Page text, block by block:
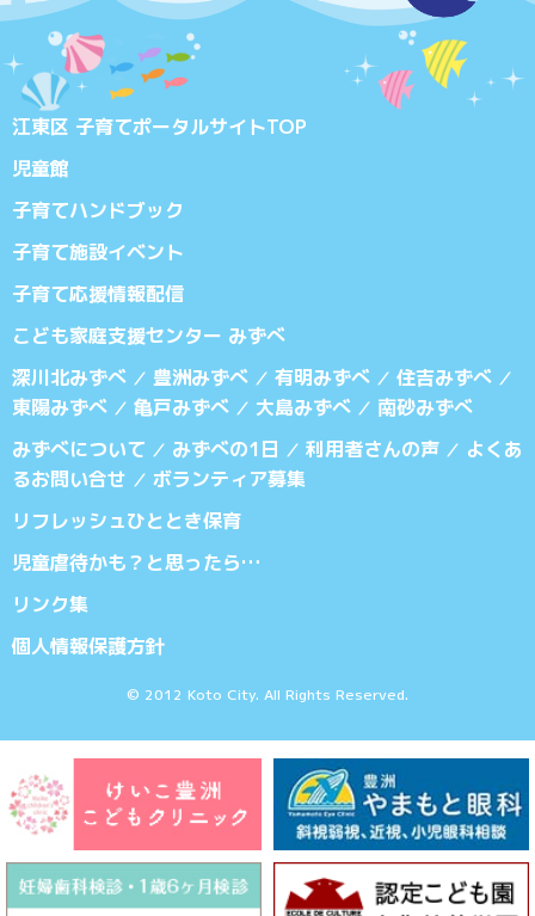
江東区 子育てポータルサイトTOP
児童館
子育てハンドブック
子育て施設イベント
子育て応援情報配信
こども家庭支援センター みずべ
深川北みずべ ／ 豊洲みずべ ／ 有明みずべ ／ 住吉みずべ ／
東陽みずべ ／ 亀戸みずべ ／ 大島みずべ ／ 南砂みずべ
みずべについて ／ みずべの1日 ／ 利用者さんの声 ／ よくあ
るお問い合せ ／ ボランティア募集
リフレッシュひととき保育
児童虐待かも？と思ったら…
リンク集
個人情報保護方針
© 2012 Koto City. All Rights Reserved.